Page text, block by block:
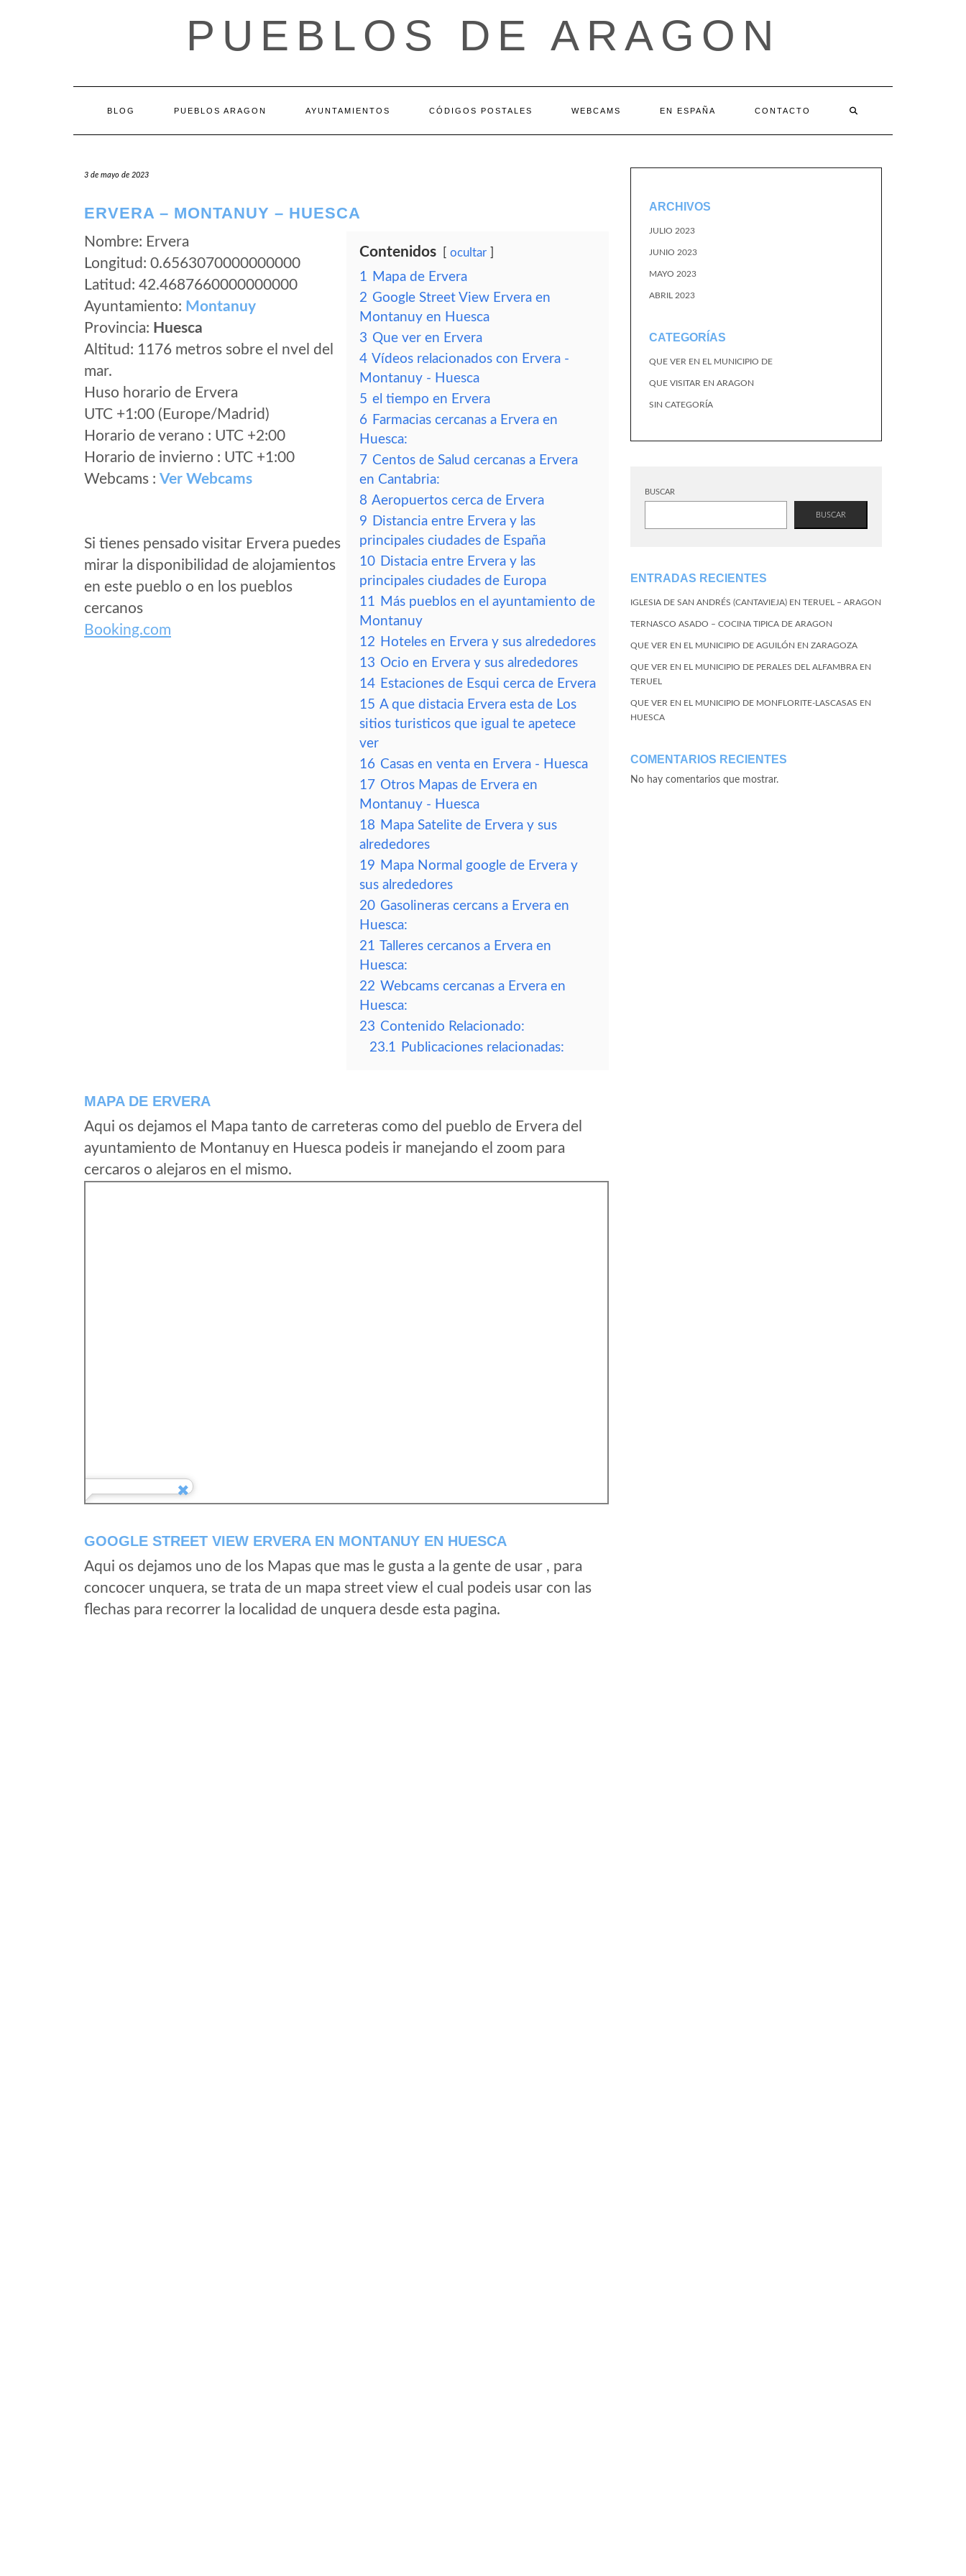
PUEBLOS DE ARAGON
BLOG PUEBLOS ARAGON AYUNTAMIENTOS CÓDIGOS POSTALES WEBCAMS EN ESPAÑA CONTACTO
3 de mayo de 2023
ERVERA – MONTANUY – HUESCA
Nombre: Ervera
Longitud: 0.6563070000000000
Latitud: 42.4687660000000000
Ayuntamiento: Montanuy
Provincia: Huesca
Altitud: 1176 metros sobre el nvel del
mar.
Huso horario de Ervera
UTC +1:00 (Europe/Madrid)
Horario de verano : UTC +2:00
Horario de invierno : UTC +1:00
Webcams : Ver Webcams
Si tienes pensado visitar Ervera puedes
mirar la disponibilidad de alojamientos
en este pueblo o en los pueblos
cercanos
Booking.com
Contenidos ocultar
1 Mapa de Ervera
2 Google Street View Ervera en
Montanuy en Huesca
3 Que ver en Ervera
4 Vídeos relacionados con Ervera -
Montanuy - Huesca
5 el tiempo en Ervera
6 Farmacias cercanas a Ervera en
Huesca:
7 Centos de Salud cercanas a Ervera
en Cantabria:
8 Aeropuertos cerca de Ervera
9 Distancia entre Ervera y las
principales ciudades de España
10 Distacia entre Ervera y las
principales ciudades de Europa
11 Más pueblos en el ayuntamiento de
Montanuy
12 Hoteles en Ervera y sus alrededores
13 Ocio en Ervera y sus alrededores
14 Estaciones de Esqui cerca de Ervera
15 A que distacia Ervera esta de Los
sitios turisticos que igual te apetece
ver
16 Casas en venta en Ervera - Huesca
17 Otros Mapas de Ervera en
Montanuy - Huesca
18 Mapa Satelite de Ervera y sus
alrededores
19 Mapa Normal google de Ervera y
sus alrededores
20 Gasolineras cercans a Ervera en
Huesca:
21 Talleres cercanos a Ervera en
Huesca:
22 Webcams cercanas a Ervera en
Huesca:
23 Contenido Relacionado:
23.1 Publicaciones relacionadas:
MAPA DE ERVERA
Aqui os dejamos el Mapa tanto de carreteras como del pueblo de Ervera del
ayuntamiento de Montanuy en Huesca podeis ir manejando el zoom para
cercaros o alejaros en el mismo.
GOOGLE STREET VIEW ERVERA EN MONTANUY EN HUESCA
Aqui os dejamos uno de los Mapas que mas le gusta a la gente de usar , para
concocer unquera, se trata de un mapa street view el cual podeis usar con las
flechas para recorrer la localidad de unquera desde esta pagina.
ARCHIVOS
JULIO 2023
JUNIO 2023
MAYO 2023
ABRIL 2023
CATEGORÍAS
QUE VER EN EL MUNICIPIO DE
QUE VISITAR EN ARAGON
SIN CATEGORÍA
BUSCAR
BUSCAR
ENTRADAS RECIENTES
IGLESIA DE SAN ANDRÉS (CANTAVIEJA) EN TERUEL – ARAGON
TERNASCO ASADO – COCINA TIPICA DE ARAGON
QUE VER EN EL MUNICIPIO DE AGUILÓN EN ZARAGOZA
QUE VER EN EL MUNICIPIO DE PERALES DEL ALFAMBRA EN
TERUEL
QUE VER EN EL MUNICIPIO DE MONFLORITE-LASCASAS EN
HUESCA
COMENTARIOS RECIENTES
No hay comentarios que mostrar.